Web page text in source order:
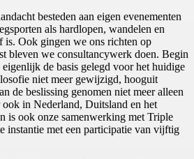
besteden aan eigen evenementen
als hardlopen, wandelen en
is. Ook gingen we ons richten op
bleven we consultancywerk doen. Begin
de basis gelegd voor het huidige
niet meer gewijzigd, hooguit
de beslissing genomen niet meer alleen
in Nederland, Duitsland en het
is ook onze samenwerking met Triple
instantie met een participatie van vijftig